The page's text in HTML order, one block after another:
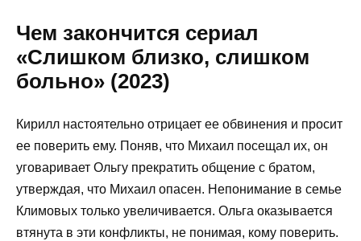
Чем закончится сериал
«Слишком близко, слишком
больно» (2023)
Кирилл настоятельно отрицает ее обвинения и просит
ее поверить ему. Поняв, что Михаил посещал их, он
уговаривает Ольгу прекратить общение с братом,
утверждая, что Михаил опасен. Непонимание в семье
Климовых только увеличивается. Ольга оказывается
втянута в эти конфликты, не понимая, кому поверить.